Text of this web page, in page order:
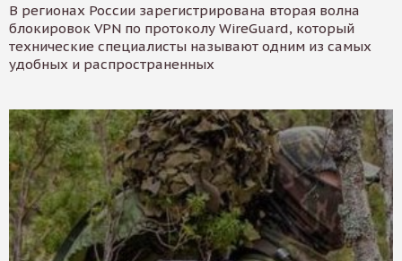
В регионах России зарегистрирована вторая волна
блокировок VPN по протоколу WireGuard, который
технические специалисты называют одним из самых
удобных и распространенных